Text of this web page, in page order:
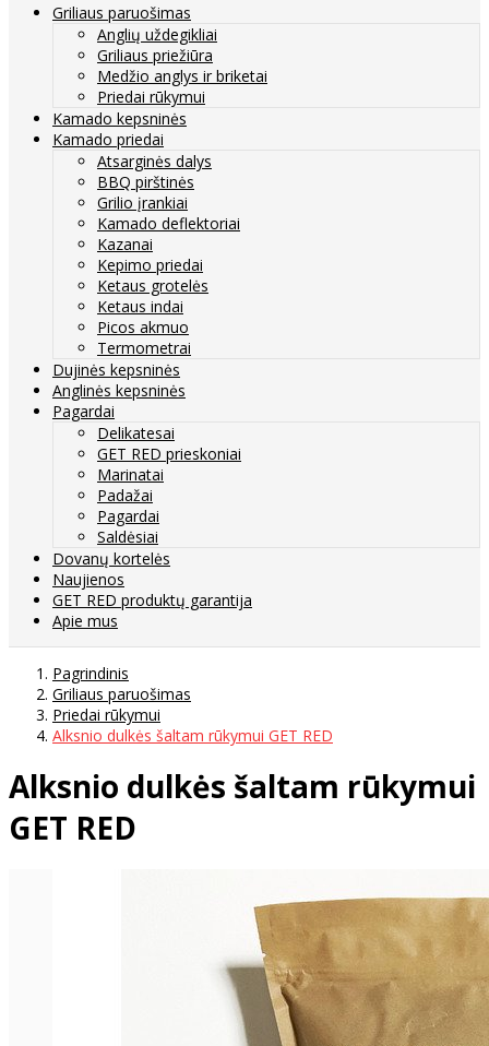
Griliaus paruošimas
Anglių uždegikliai
Griliaus priežiūra
Medžio anglys ir briketai
Priedai rūkymui
Kamado kepsninės
Kamado priedai
Atsarginės dalys
BBQ pirštinės
Grilio įrankiai
Kamado deflektoriai
Kazanai
Kepimo priedai
Ketaus grotelės
Ketaus indai
Picos akmuo
Termometrai
Dujinės kepsninės
Anglinės kepsninės
Pagardai
Delikatesai
GET RED prieskoniai
Marinatai
Padažai
Pagardai
Saldėsiai
Dovanų kortelės
Naujienos
GET RED produktų garantija
Apie mus
Pagrindinis
Griliaus paruošimas
Priedai rūkymui
Alksnio dulkės šaltam rūkymui GET RED
Alksnio dulkės šaltam rūkymui
GET RED